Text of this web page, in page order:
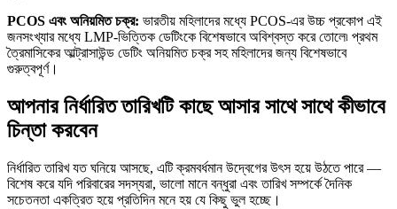
PCOS এবং অনিয়মিত চক্র: ভারতীয় মহিলাদের মধ্যে PCOS-এর উচ্চ প্রকোপ এই
জনসংখ্যার মধ্যে LMP-ভিত্তিক ডেটিংকে বিশেষভাবে অবিশ্বস্ত করে তোলে৷ প্রথম
ত্রৈমাসিকের আল্ট্রাসাউন্ড ডেটিং অনিয়মিত চক্র সহ মহিলাদের জন্য বিশেষভাবে
গুরুত্বপূর্ণ।
আপনার নির্ধারিত তারিখটি কাছে আসার সাথে সাথে কীভাবে
চিন্তা করবেন
নির্ধারিত তারিখ যত ঘনিয়ে আসছে, এটি ক্রমবর্ধমান উদ্বেগের উৎস হয়ে উঠতে পারে —
বিশেষ করে যদি পরিবারের সদস্যরা, ভালো মানে বন্ধুরা এবং তারিখ সম্পর্কে দৈনিক
সচেতনতা একত্রিত হয়ে প্রতিদিন মনে হয় যে কিছু ভুল হচ্ছে।